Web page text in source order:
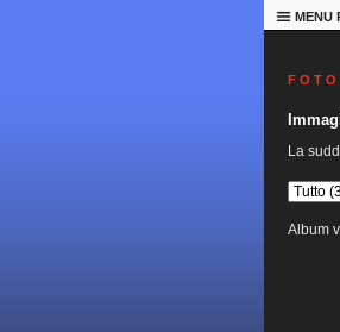
MENU
F O T O
La
Album